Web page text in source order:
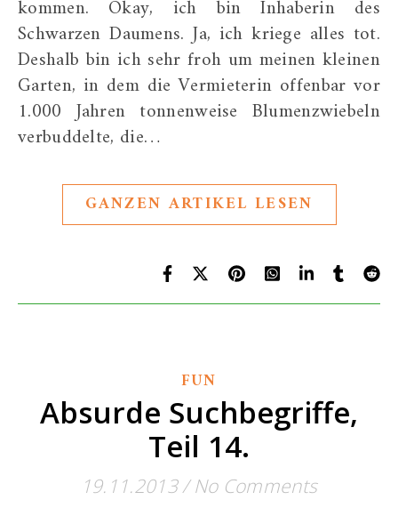
kommen. Okay, ich bin Inhaberin des
Schwarzen Daumens. Ja, ich kriege alles tot.
Deshalb bin ich sehr froh um meinen kleinen
Garten, in dem die Vermieterin offenbar vor
1.000 Jahren tonnenweise Blumenzwiebeln
verbuddelte, die…
GANZEN ARTIKEL LESEN
FUN
Absurde Suchbegriffe,
Teil 14.
19.11.2013/ No Comments